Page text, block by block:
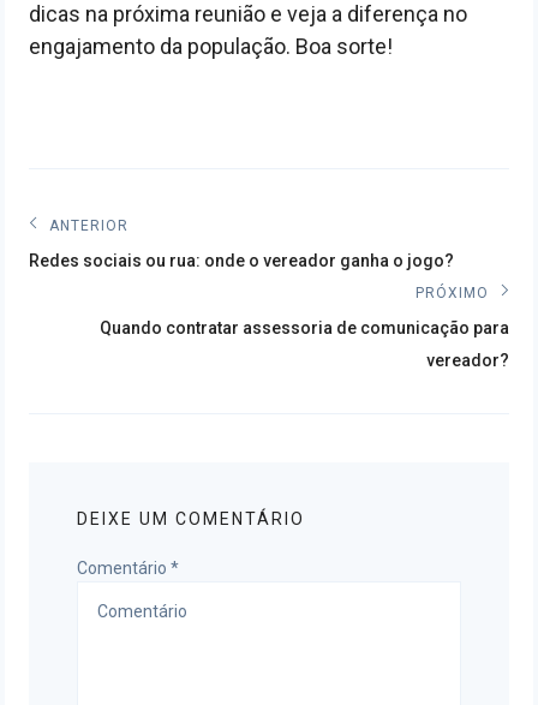
dicas na próxima reunião e veja a diferença no
engajamento da população. Boa sorte!
Navegação
de
ANTERIOR
Post
Redes sociais ou rua: onde o vereador ganha o jogo?
PRÓXIMO
Próximo
Quando contratar assessoria de comunicação para
vereador?
DEIXE UM COMENTÁRIO
Comentário *